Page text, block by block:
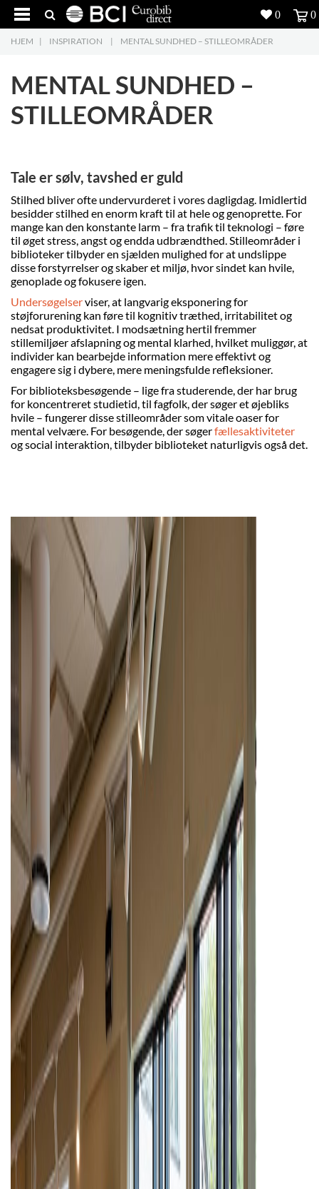
5
Produkter
Projekter
Inspiration
5
Kontakt os
HJEM | INSPIRATION | MENTAL SUNDHED – STILLEOMRÅDER
MENTAL SUNDHED –
STILLEOMRÅDER
Tale er sølv, tavshed er guld
Stilhed bliver ofte undervurderet i vores dagligdag. Imidlertid
besidder stilhed en enorm kraft til at hele og genoprette. For
mange kan den konstante larm – fra trafik til teknologi – føre
til øget stress, angst og endda udbrændthed. Stilleområder i
biblioteker tilbyder en sjælden mulighed for at undslippe
disse forstyrrelser og skaber et miljø, hvor sindet kan hvile,
genoplade og fokusere igen.
Undersøgelserviser, at langvarig eksponering for
støjforurening kan føre til kognitiv træthed, irritabilitet og
nedsat produktivitet. I modsætning hertil fremmer
stillemiljøer afslapning og mental klarhed, hvilket muliggør, at
individer kan bearbejde information mere effektivt og
engagere sig i dybere, mere meningsfulde refleksioner.
For biblioteksbesøgende – lige fra studerende, der har brug
for koncentreret studietid, til fagfolk, der søger et øjebliks
hvile – fungerer disse stilleområder som vitale oaser for
mental velvære. For besøgende, der søgerfællesaktiviteter
og social interaktion, tilbyder biblioteket naturligvis også det.
0 0